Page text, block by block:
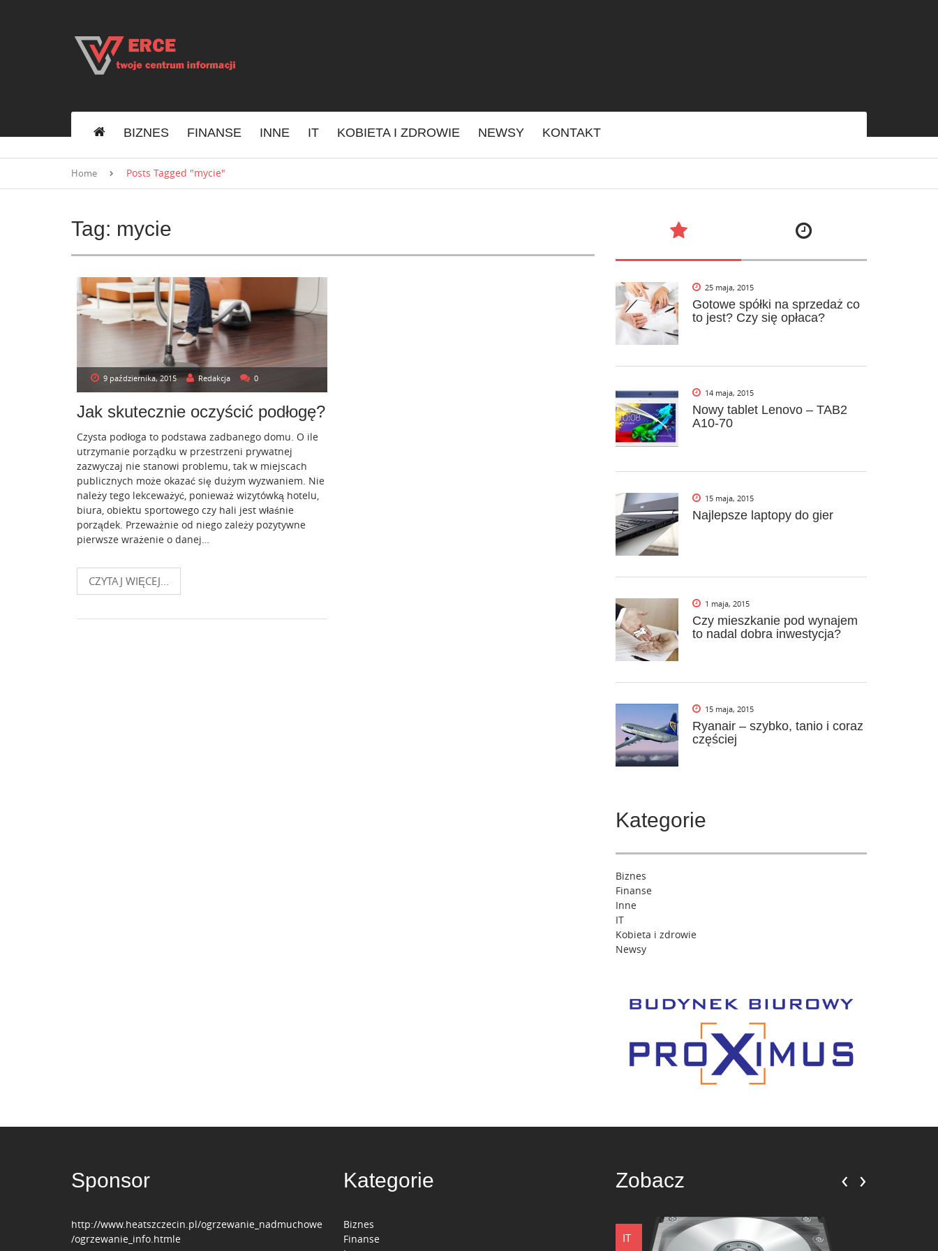
t
BIZNES FINANSE INNE IT KOBIETA I ZDROWIE NEWSY KONTAKT
Home Posts Tagged "mycie"
Tag: mycie
9 października, 2015 Redakcja 0
Jak skutecznie oczyścić podłogę?
Czysta podłoga to podstawa zadbanego domu. O ile
utrzymanie porządku w przestrzeni prywatnej
zazwyczaj nie stanowi problemu, tak w miejscach
publicznych może okazać się dużym wyzwaniem. Nie
należy tego lekceważyć, ponieważ wizytówką hotelu,
biura, obiektu sportowego czy hali jest właśnie
porządek. Przeważnie od niego zależy pozytywne
pierwsze wrażenie o danej…
CZYTAJ WIĘCEJ...
25 maja, 2015
Gotowe spółki na sprzedaż co
to jest? Czy się opłaca?
14 maja, 2015
Nowy tablet Lenovo – TAB2
A10-70
15 maja, 2015
Najlepsze laptopy do gier
1 maja, 2015
Czy mieszkanie pod wynajem
to nadal dobra inwestycja?
15 maja, 2015
Ryanair – szybko, tanio i coraz
częściej
Kategorie
Biznes
Finanse
Inne
IT
Kobieta i zdrowie
Newsy
Sponsor
http://www.heatszczecin.pl/ogrzewanie_nadmuchowe
/ogrzewanie_info.htmle
Kategorie
Biznes
Finanse
Zobacz
IT
‹ ›